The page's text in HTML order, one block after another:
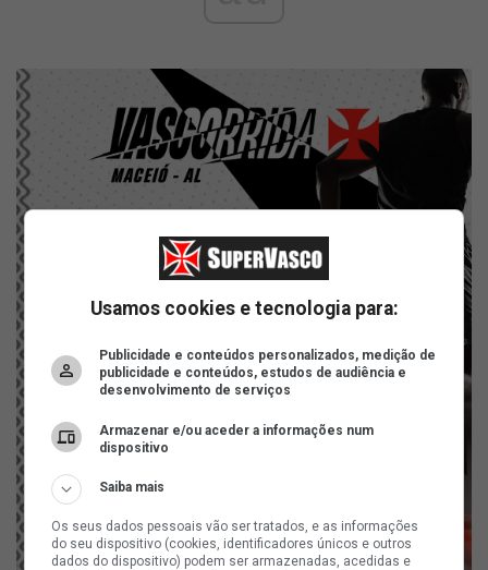
Usamos cookies e tecnologia para:
Publicidade e conteúdos personalizados, medição de
publicidade e conteúdos, estudos de audiência e
desenvolvimento de serviços
Armazenar e/ou aceder a informações num
dispositivo
Saiba mais
Os seus dados pessoais vão ser tratados, e as informações
do seu dispositivo (cookies, identificadores únicos e outros
dados do dispositivo) podem ser armazenadas, acedidas e